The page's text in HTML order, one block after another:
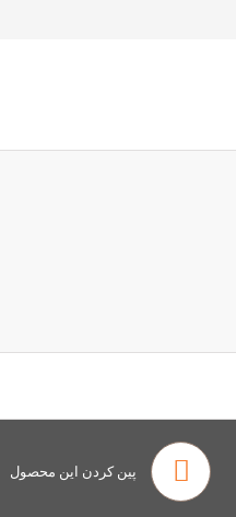
پین کردن این محصول